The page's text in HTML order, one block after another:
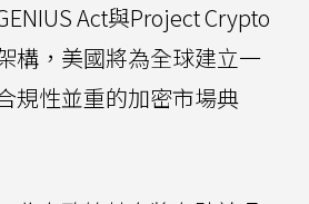
Act與Project Crypto
構，美國將為全球建立一
規性並重的加密市場典